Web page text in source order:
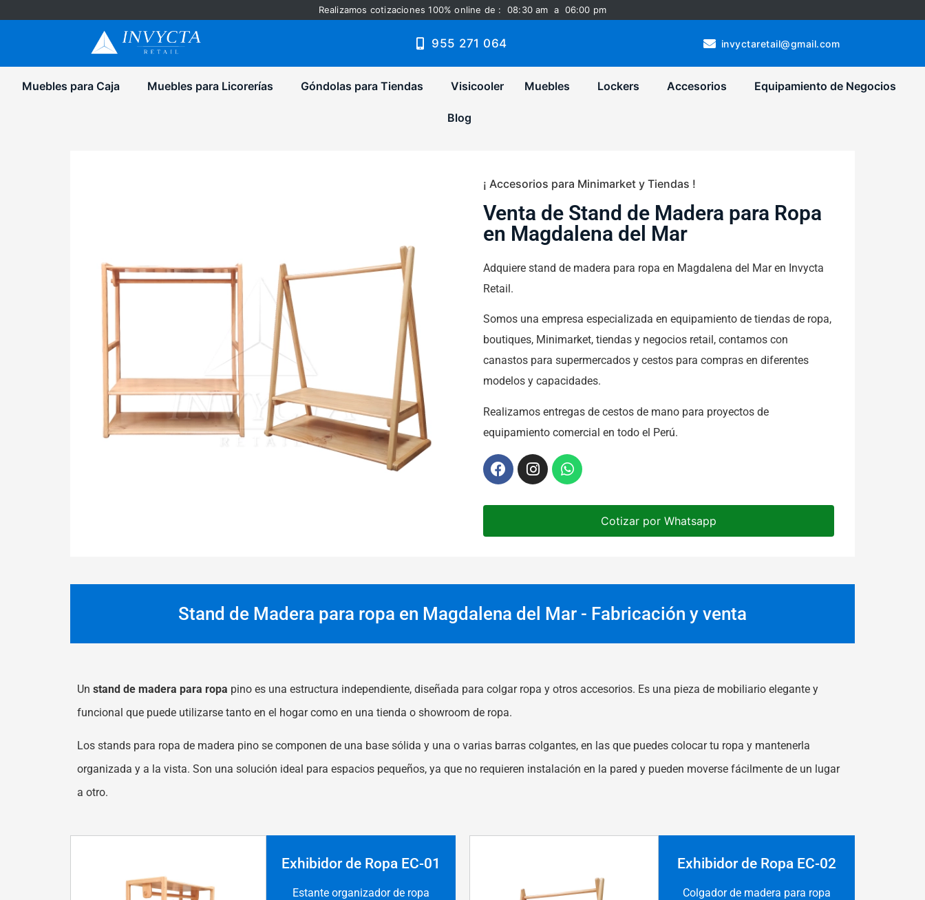
Realizamos cotizaciones 100% online de : 08:30 am a 06:00 pm
955 271 064 invyctaretail@gmail.com
Muebles para Caja Muebles para Licorerías Góndolas para Tiendas Visicooler Muebles Lockers Accesorios Equipamiento de Negocios
Blog
¡ Accesorios para Minimarket y Tiendas !
Venta de Stand de Madera para Ropa
en Magdalena del Mar
Adquiere stand de madera para ropa en Magdalena del Mar en Invycta
Retail.
Somos una empresa especializada en equipamiento de tiendas de ropa,
boutiques, Minimarket, tiendas y negocios retail, contamos con
canastos para supermercados y cestos para compras en diferentes
modelos y capacidades.
Realizamos entregas de cestos de mano para proyectos de
equipamiento comercial en todo el Perú.
Cotizar por Whatsapp
Stand de Madera para ropa en Magdalena del Mar - Fabricación y venta
Un stand de madera para ropa pino es una estructura independiente, diseñada para colgar ropa y otros accesorios. Es una pieza de mobiliario elegante y
funcional que puede utilizarse tanto en el hogar como en una tienda o showroom de ropa.
Los stands para ropa de madera pino se componen de una base sólida y una o varias barras colgantes, en las que puedes colocar tu ropa y mantenerla
organizada y a la vista. Son una solución ideal para espacios pequeños, ya que no requieren instalación en la pared y pueden moverse fácilmente de un lugar
a otro.
Exhibidor de Ropa EC-01
Estante organizador de ropa
Exhibidor de Ropa EC-02
Colgador de madera para ropa